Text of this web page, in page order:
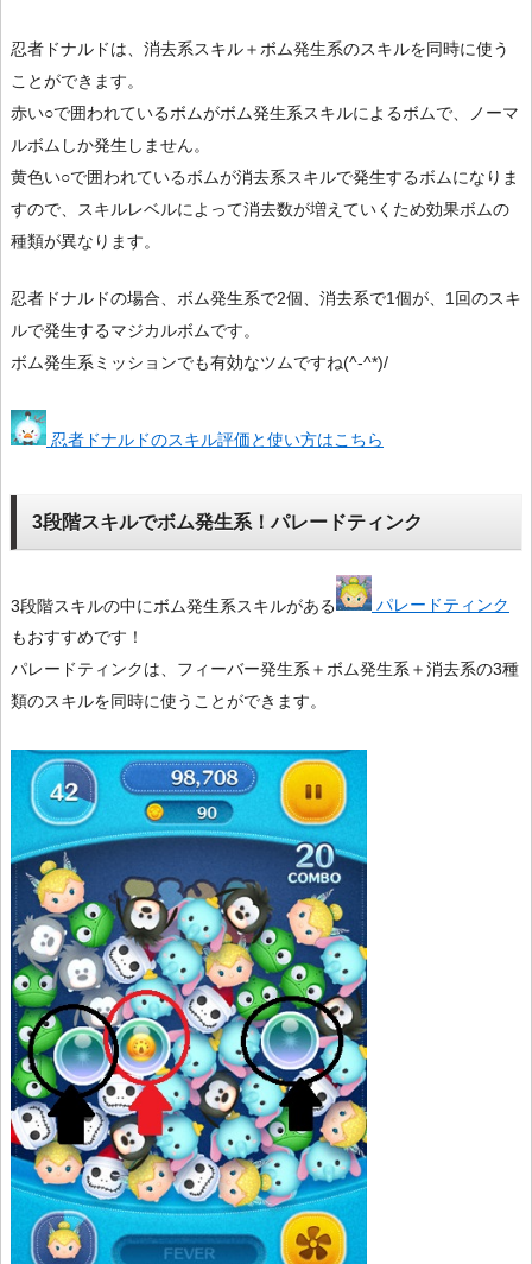
忍者ドナルドは、消去系スキル＋ボム発生系のスキルを同時に使う
ことができます。
赤い○で囲われているボムがボム発生系スキルによるボムで、ノーマ
ルボムしか発生しません。
黄色い○で囲われているボムが消去系スキルで発生するボムになりま
すので、スキルレベルによって消去数が増えていくため効果ボムの
種類が異なります。
忍者ドナルドの場合、ボム発生系で2個、消去系で1個が、1回のスキ
ルで発生するマジカルボムです。
ボム発生系ミッションでも有効なツムですね(^-^*)/
忍者ドナルドのスキル評価と使い方はこちら
3段階スキルでボム発生系！パレードティンク
3段階スキルの中にボム発生系スキルがある
パレードティンク
もおすすめです！
パレードティンクは、フィーバー発生系＋ボム発生系＋消去系の3種
類のスキルを同時に使うことができます。